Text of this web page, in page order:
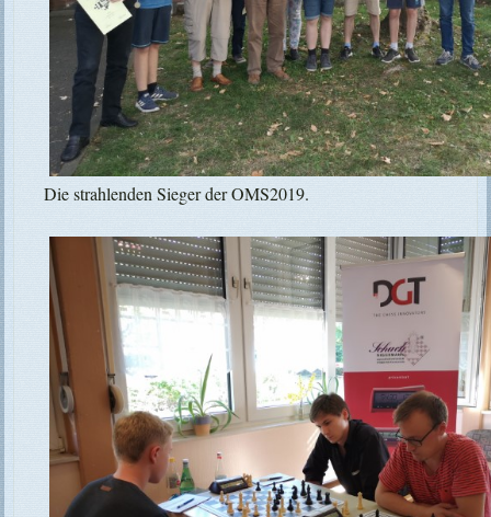
Die strahlenden Sieger der OMS2019.